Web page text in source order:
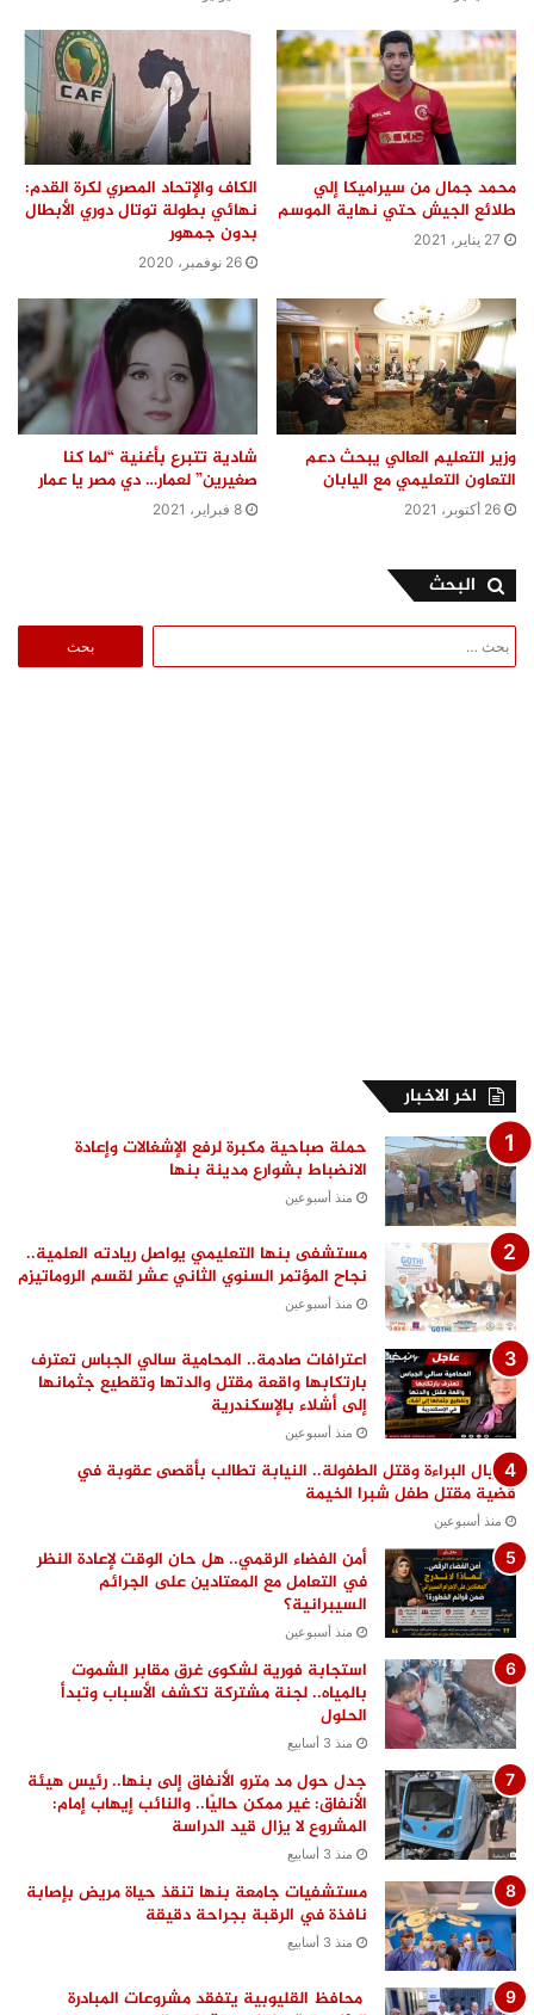
محمد جمال من سيراميكا إلي
طلائع الجيش حتي نهاية الموسم
27 يناير، 2021
الكاف والإتحاد المصري لكرة القدم:
نهائي بطولة توتال دوري الأبطال
بدون جمهور
26 نوفمبر، 2020
وزير التعليم العالي يبحث دعم
التعاون التعليمي مع اليابان
26 أكتوبر، 2021
شادية تتبرع بأغنية “لما كنا
صغيرين” لعمار… دي مصر يا عمار
8 فبراير، 2021
البحث
عن:
اخر الاخبار
حملة صباحية مكبرة لرفع الإشغالات وإعادة
الانضباط بشوارع مدينة بنها
منذ أسبوعين
مستشفى بنها التعليمي يواصل ريادته العلمية..
نجاح المؤتمر السنوي الثاني عشر لقسم الروماتيزم
منذ أسبوعين
اعترافات صادمة.. المحامية سالي الجباس تعترف
بارتكابها واقعة مقتل والدتها وتقطيع جثمانها
إلى أشلاء بالإسكندرية
منذ أسبوعين
اغتيال البراءة وقتل الطفولة.. النيابة تطالب بأقصى عقوبة في
قضية مقتل طفل شبرا الخيمة
منذ أسبوعين
أمن الفضاء الرقمي.. هل حان الوقت لإعادة النظر
في التعامل مع المعتادين على الجرائم
السيبرانية؟
منذ أسبوعين
استجابة فورية لشكوى غرق مقابر الشموت
بالمياه.. لجنة مشتركة تكشف الأسباب وتبدأ
الحلول
منذ 3 أسابيع
جدل حول مد مترو الأنفاق إلى بنها.. رئيس هيئة
الأنفاق: غير ممكن حاليًا.. والنائب إيهاب إمام:
المشروع لا يزال قيد الدراسة
منذ 3 أسابيع
مستشفيات جامعة بنها تنقذ حياة مريض بإصابة
نافذة في الرقبة بجراحة دقيقة
منذ 3 أسابيع
محافظ القليوبية يتفقد مشروعات المبادرة